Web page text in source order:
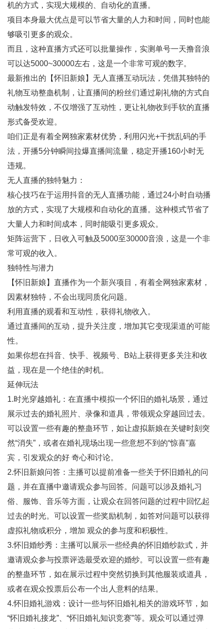
机的方式，实现大规模的、自动化的直播。
项目本身最大优点是可以节省大量的人力和时间，同时也能
够吸引更多的观众。
而且，这种直播方式还可以批量操作，实测单号一天撸音浪
可以达5000~30000左右，这是一个非常可观的数字。
最新推出的【怀旧新娘】无人直播互动玩法，凭借其独特的
礼物互动整蛊机制，让直播间的粉丝们通过刷礼物的方式自
动触发特效，不仅增强了互动性，更让礼物收到手软的直播
形式备受欢迎。
咱们正是有着全网独家素材优势，利用闪光+干扰乱码的手
法，开播5分钟瞬间拉爆直播间流量，稳定开播160小时无
违规。
无人直播的独特魅力：
核心技巧在于运用抖音的无人直播功能，通过24小时自动播
放的方式，实现了大规模和自动化的直播。这种模式节省了
大量人力和时间成本，同时能吸引更多观众。
矩阵运营下，日收入可触及5000至30000音浪，这是一个非
常可观的收入。
独特性与潜力
【怀旧新娘】直播作为一个新兴项目，有着全网独家素材，
因素材独特，不会出现同质化问题。
利用直播的观看和互动性，获得礼物收入。
通过直播间的互动，提升关注度，增加其它变现渠道的可能
性。
如果你想在抖音、快手、视频号、B站上获得更多关注和收
益，现在是一个绝佳的时机。
延伸玩法
1.时光穿越婚礼：在直播中模拟一个怀旧的婚礼场景，通过
展示过去的婚礼照片、录像和道具，带领观众穿越回过去。
可以设置一些有趣的整蛊环节，如让虚拟新娘在关键时刻突
然“消失”，或者在婚礼现场出现一些意想不到的“惊喜”嘉
宾，引发观众的好 奇心和讨论。
2.怀旧新娘问答：主播可以提前准备一些关于怀旧婚礼的问
题，并在直播中邀请观众参与回答。问题可以涉及婚礼习
俗、服饰、音乐等方面，让观众在回答问题的过程中回忆起
过去的时光。可以设置一些奖励机制，如答对问题可以获得
虚拟礼物或积分，增加 观众的参与度和积极性。
3.怀旧婚纱秀：主播可以展示一些经典的怀旧婚纱款式，并
邀请观众参与投票评选最受欢迎的婚纱。可以设置一些有趣
的整蛊环节，如在展示过程中突然切换到其他服装或道具，
或者在观众投票后公布一个出人意料的结果。
4.怀旧婚礼游戏：设计一些与怀旧婚礼相关的游戏环节，如
“怀旧婚礼接龙”、“怀旧婚礼知识竞赛”等。观众可以通过弹